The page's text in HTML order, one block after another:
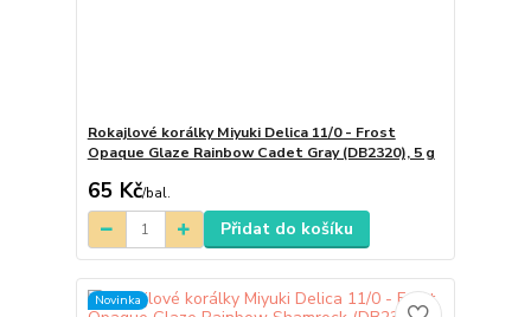
Rokajlové korálky Miyuki Delica 11/0 - Frost
Opaque Glaze Rainbow Cadet Gray (DB2320), 5 g
65 Kč/bal.
Přidat do košíku
Novinka